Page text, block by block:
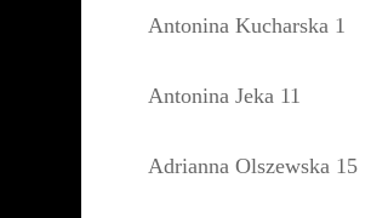
Antonina Kucharska 1
Antonina Jeka 11
Adrianna Olszewska 15